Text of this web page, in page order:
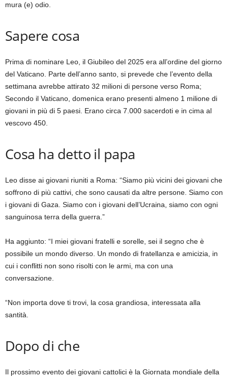
mura (e) odio.
Sapere cosa
Prima di nominare Leo, il Giubileo del 2025 era all’ordine del giorno
del Vaticano. Parte dell’anno santo, si prevede che l’evento della
settimana avrebbe attirato 32 milioni di persone verso Roma;
Secondo il Vaticano, domenica erano presenti almeno 1 milione di
giovani in più di 5 paesi. Erano circa 7.000 sacerdoti e in cima al
vescovo 450.
Cosa ha detto il papa
Leo disse ai giovani riuniti a Roma: “Siamo più vicini dei giovani che
soffrono di più cattivi, che sono causati da altre persone. Siamo con
i giovani di Gaza. Siamo con i giovani dell’Ucraina, siamo con ogni
sanguinosa terra della guerra.”
Ha aggiunto: “I miei giovani fratelli e sorelle, sei il segno che è
possibile un mondo diverso. Un mondo di fratellanza e amicizia, in
cui i conflitti non sono risolti con le armi, ma con una
conversazione.
“Non importa dove ti trovi, la cosa grandiosa, interessata alla
santità.
Dopo di che
Il prossimo evento dei giovani cattolici è la Giornata mondiale della